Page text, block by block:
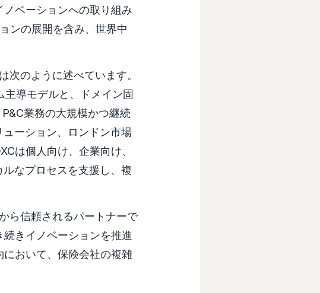
ベーションへの取り組み
ンの展開を含み、世界中
のように述べています。
主導モデルと、ドメイン固
業務の大規模かつ継続
ーション、ロンドン市場
は個人向け、企業向け、
なプロセスを支援し、複
ら信頼されるパートナーで
続きイノベーションを推進
において、保険会社の複雑